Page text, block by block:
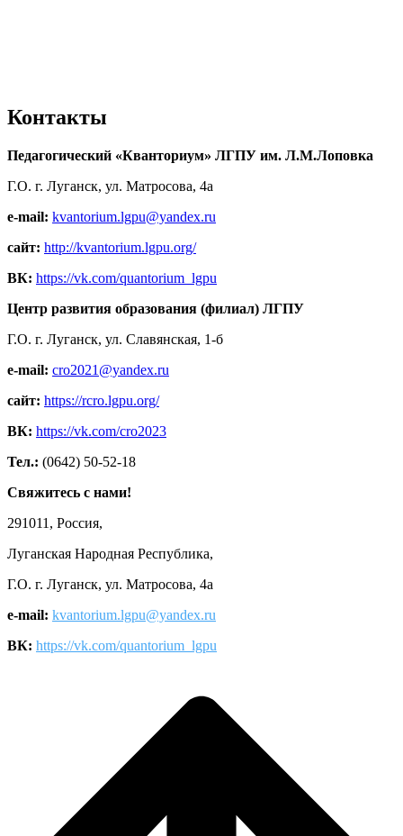
Контакты
Педагогический «Кванториум» ЛГПУ им. Л.М.Лоповка
Г.О. г. Луганск, ул. Матросова, 4а
e-mail: kvantorium.lgpu@yandex.ru
сайт: http://kvantorium.lgpu.org/
ВК: https://vk.com/quantorium_lgpu
Центр развития образования (филиал) ЛГПУ
Г.О. г. Луганск, ул. Славянская, 1-б
e-mail: cro2021@yandex.ru
сайт: https://rcro.lgpu.org/
ВК: https://vk.com/cro2023
Тел.: (0642) 50-52-18
Свяжитесь с нами!
291011, Россия,
Луганская Народная Республика,
Г.О. г. Луганск, ул. Матросова, 4а
e-mail: kvantorium.lgpu@yandex.ru
ВК: https://vk.com/quantorium_lgpu